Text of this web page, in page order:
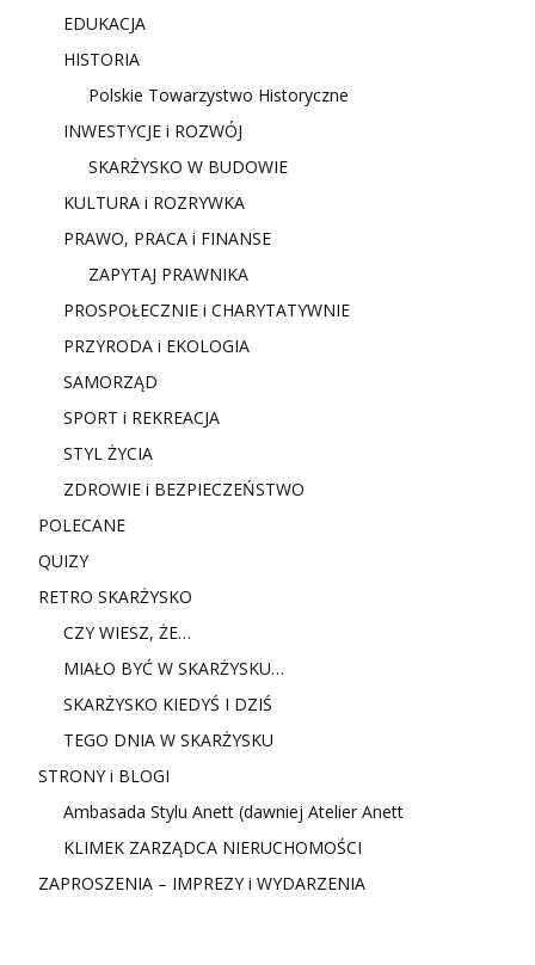
EDUKACJA
HISTORIA
Polskie Towarzystwo Historyczne
INWESTYCJE i ROZWÓJ
SKARŻYSKO W BUDOWIE
KULTURA i ROZRYWKA
PRAWO, PRACA i FINANSE
ZAPYTAJ PRAWNIKA
PROSPOŁECZNIE i CHARYTATYWNIE
PRZYRODA i EKOLOGIA
SAMORZĄD
SPORT i REKREACJA
STYL ŻYCIA
ZDROWIE i BEZPIECZEŃSTWO
POLECANE
QUIZY
RETRO SKARŻYSKO
CZY WIESZ, ŻE…
MIAŁO BYĆ W SKARŻYSKU…
SKARŻYSKO KIEDYŚ I DZIŚ
TEGO DNIA W SKARŻYSKU
STRONY i BLOGI
Ambasada Stylu Anett (dawniej Atelier Anett
KLIMEK ZARZĄDCA NIERUCHOMOŚCI
ZAPROSZENIA – IMPREZY i WYDARZENIA